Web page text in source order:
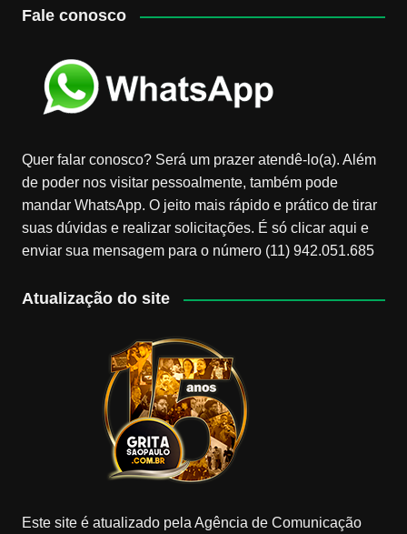
Fale conosco
Quer falar conosco? Será um prazer atendê-lo(a). Além
de poder nos visitar pessoalmente, também pode
mandar WhatsApp. O jeito mais rápido e prático de tirar
suas dúvidas e realizar solicitações. É só clicar aqui e
enviar sua mensagem para o número (11) 942.051.685
Atualização do site
Este site é atualizado pela Agência de Comunicação